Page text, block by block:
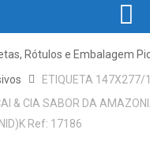
Rótulos e Embalagem
ETIQUETA 147X277/
& CIA SABOR DA
Ref: 17186